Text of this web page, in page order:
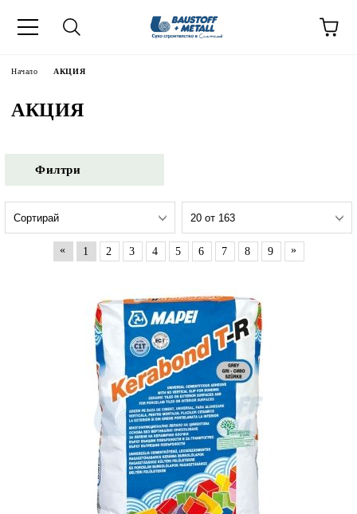
Начало АКЦИЯ
АКЦИЯ
Филтри
« 1 2 3 4 5 6 7 8 9 »